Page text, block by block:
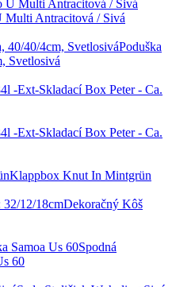
Multi Antracitová / Sivá
Poduška
Svetlosivá
Skladací Box Peter - Ca.
Skladací Box Peter - Ca.
Klappbox Knut In Mintgrün
Dekoračný Kôš
Spodná
60